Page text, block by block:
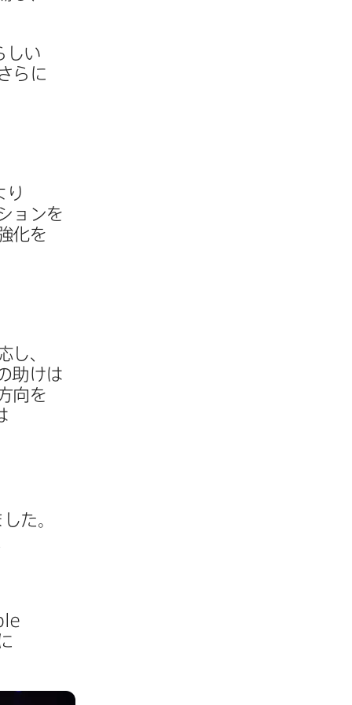
しい​
らに​
り​
ョンを​
化を​
し、​
助けは​
向を​
た。